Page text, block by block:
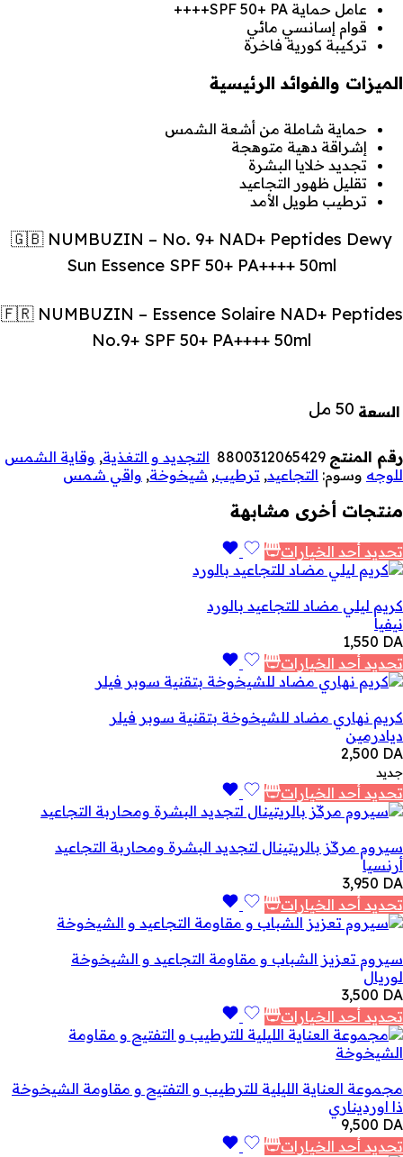
عامل حماية SPF 50+ PA++++
قوام إسانسي مائي
تركيبة كورية فاخرة
الميزات والفوائد الرئيسية
حماية شاملة من أشعة الشمس
إشراقة دهية متوهجة
تجديد خلايا البشرة
تقليل ظهور التجاعيد
ترطيب طويل الأمد
🇬🇧 NUMBUZIN – No. 9+ NAD+ Peptides Dewy
Sun Essence SPF 50+ PA++++ 50ml
🇫🇷 NUMBUZIN – Essence Solaire NAD+ Peptides
No.9+ SPF 50+ PA++++ 50ml
السعة 50 مل
رقم المنتج 8800312065429 التجديد و التغذية, وقاية الشمس
للوجه وسوم: التجاعيد, ترطيب, شيخوخة, واقي شمس
منتجات أخرى مشابهة
تحديد أحد الخيارات
كريم ليلي مضاد للتجاعيد بالورد
نيفيا
1,550 DA
تحديد أحد الخيارات
كريم نهاري مضاد للشيخوخة بتقنية سوبر فيلر
ديادرمين
2,500 DA
جديد
تحديد أحد الخيارات
سيروم مركّز بالريتينال لتجديد البشرة ومحاربة التجاعيد
أرنسيا
3,950 DA
تحديد أحد الخيارات
سيروم تعزيز الشباب و مقاومة التجاعيد و الشيخوخة
لوريال
3,500 DA
تحديد أحد الخيارات
مجموعة العناية الليلية للترطيب و التفتيح و مقاومة الشيخوخة
ذا اورديناري
9,500 DA
تحديد أحد الخيارات